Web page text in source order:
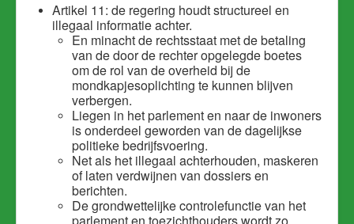
Artikel 11: de regering houdt structureel en
illegaal informatie achter.
En minacht de rechtsstaat met de betaling
van de door de rechter opgelegde boetes
om de rol van de overheid bij de
mondkapjesoplichting te kunnen blijven
verbergen.
Liegen in het parlement en naar de inwoners
is onderdeel geworden van de dagelijkse
politieke bedrijfsvoering.
Net als het illegaal achterhouden, maskeren
of laten verdwijnen van dossiers en
berichten.
De grondwettelijke controlefunctie van het